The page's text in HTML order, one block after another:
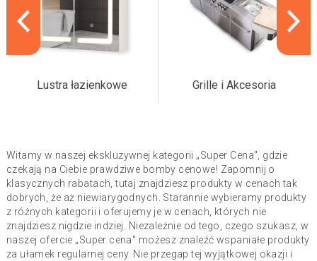
Lustra łazienkowe Grille i Akcesoria
Witamy w naszej ekskluzywnej kategorii „Super Cena", gdzie
czekają na Ciebie prawdziwe bomby cenowe! Zapomnij o
klasycznych rabatach, tutaj znajdziesz produkty w cenach tak
dobrych, że aż niewiarygodnych. Starannie wybieramy produkty
z różnych kategorii i oferujemy je w cenach, których nie
znajdziesz nigdzie indziej. Niezależnie od tego, czego szukasz, w
naszej ofercie „Super cena" możesz znaleźć wspaniałe produkty
za ułamek regularnej ceny. Nie przegap tej wyjątkowej okazji i